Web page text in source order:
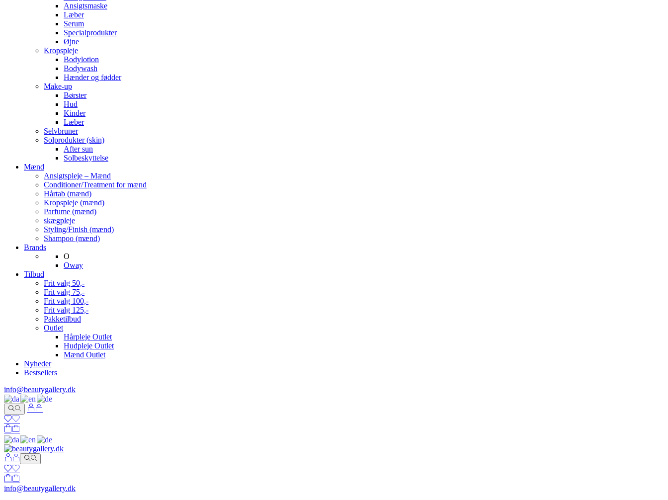
Ansigtsmaske
Læber
Serum
Specialprodukter
Øjne
Kropspleje
Bodylotion
Bodywash
Hænder og fødder
Make-up
Børster
Hud
Kinder
Læber
Selvbruner
Solprodukter (skin)
After sun
Solbeskyttelse
Mænd
Ansigtspleje – Mænd
Conditioner/Treatment for mænd
Hårtab (mænd)
Kropspleje (mænd)
Parfume (mænd)
skægpleje
Styling/Finish (mænd)
Shampoo (mænd)
Brands
O
Oway
Tilbud
Frit valg 50,-
Frit valg 75,-
Frit valg 100,-
Frit valg 125,-
Pakketilbud
Outlet
Hårpleje Outlet
Hudpleje Outlet
Mænd Outlet
Nyheder
Bestsellers
info@beautygallery.dk
info@beautygallery.dk